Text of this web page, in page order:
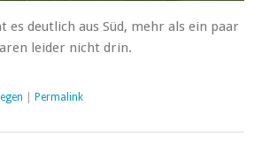
es deutlich aus Süd, mehr als ein paar
leider nicht drin.
Permalink